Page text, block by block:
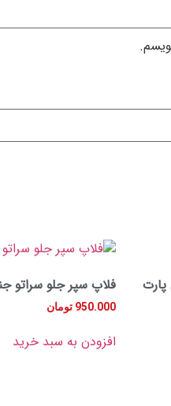
فلاپ سپر جلو سراتو
950.000 تومان
افزودن به سبد خرید